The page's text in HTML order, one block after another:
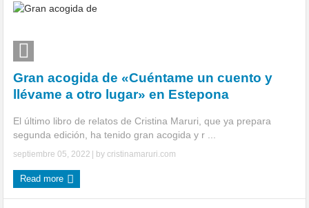
Gran acogida de «Cuéntame un cuento y
llévame a otro lugar» en Estepona
El último libro de relatos de Cristina Maruri, que ya prepara
segunda edición, ha tenido gran acogida y r ...
septiembre 05, 2022 | bycristinamaruri.com
Read more